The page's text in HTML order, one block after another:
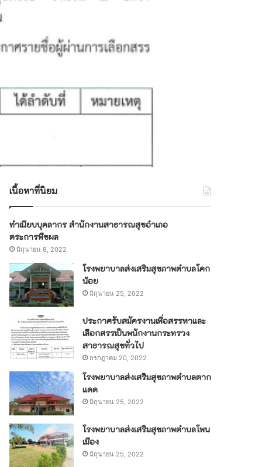
เนื้อหาที่นิยม
ทำเนียบบุคลากร สำนักงานสาธารณสุขอำเภอ
ตระการพืชผล
มิถุนายน 8, 2022
โรงพยาบาลส่งเสริมสุขภาพตำบลโคก
น้อย
มิถุนายน 25, 2022
ประกาศรับสมัครงานเพื่อสรรหาและ
เลือกสรรเป็นพนักงานกระทรวง
สาธารณสุขทั่วไป
กรกฎาคม 20, 2022
โรงพยาบาลส่งเสริมสุขภาพตำบลตาก
แดด
มิถุนายน 25, 2022
โรงพยาบาลส่งเสริมสุขภาพตำบลโพน
เมือง
มิถุนายน 25, 2022